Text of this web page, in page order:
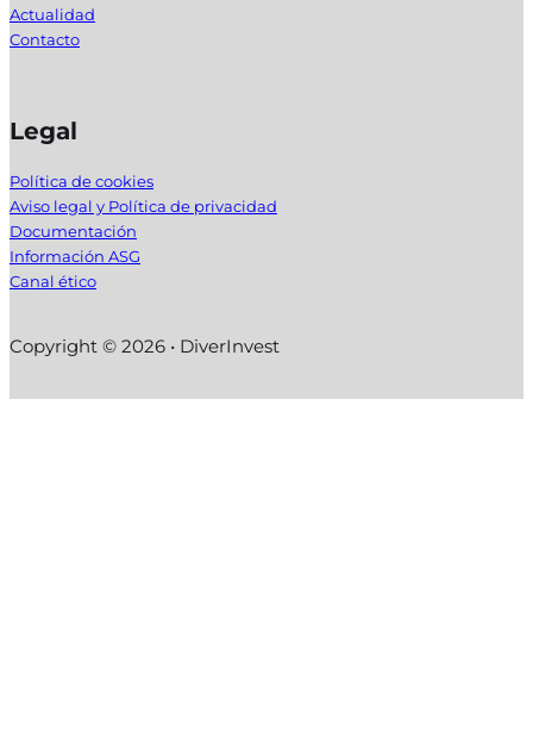
Actualidad
Contacto
Legal
Política de cookies
Aviso legal y Política de privacidad
Documentación
Información ASG
Canal ético
Copyright © 2026 • DiverInvest